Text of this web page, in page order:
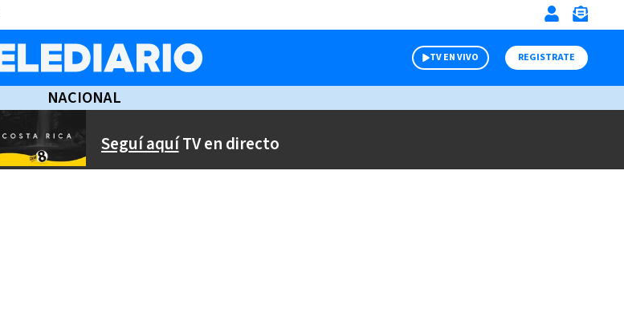
TV EN VIVO REGISTRATE
NACIONAL
Seguí aquíTV en directo